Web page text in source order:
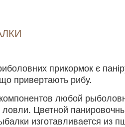
прикормок є
привертають рибу.
любой
Цветной
изготавливается из